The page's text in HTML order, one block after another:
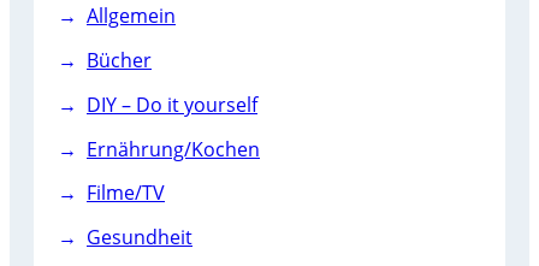
Allgemein
Bücher
DIY – Do it yourself
Ernährung/Kochen
Filme/TV
Gesundheit